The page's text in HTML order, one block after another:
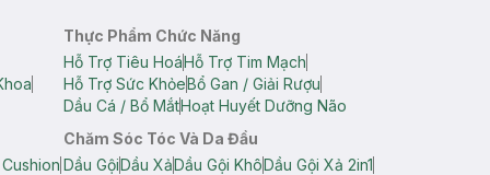
Thực Phẩm Chức Năng
Hỗ Trợ Tiêu HoáHỗ Trợ Tim Mạch
Hỗ Trợ Sức KhỏeBổ Gan / Giải Rượu
Dầu Cá / Bổ MắtHoạt Huyết Dưỡng Não
Chăm Sóc Tóc Và Da Đầu
Dầu GộiDầu XảDầu Gội KhôDầu Gội Xả 2in1